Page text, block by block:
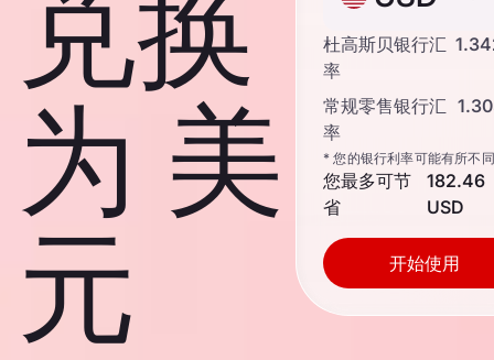
兑换
为 美
元
杜高斯贝银行汇
率
常规零售银行汇
率
* 您的银行利率可能有所不同
您最多可节
省
182.46
USD
开始使用